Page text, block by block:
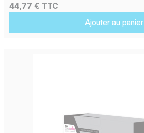
44,77 € TTC
Ajouter au panier